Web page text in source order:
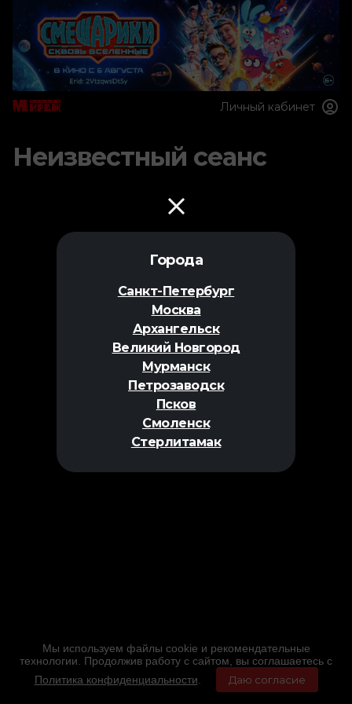
Города
Санкт-Петербург
Москва
Архангельск
Великий Новгород
Мурманск
Петрозаводск
Псков
Смоленск
Стерлитамак
Личный кабинет
Неизвестный сеанс
Мы используем файлы cookie и рекомендательные
технологии. Продолжив работу с сайтом, вы соглашаетесь с
Политика конфиденциальности
Даю согласие